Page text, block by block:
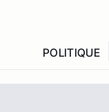
POLITIQUE